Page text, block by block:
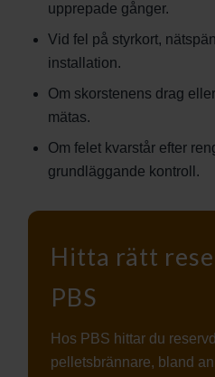
upprepade gånger.
Vid fel på styrkort,
installation.
Om skorstenens drag
mätas.
Om felet kvarstår efter
grundläggande kontroll.
Hitta rätt
PBS
Hos PBS hittar du
pelletsbrännare, bland